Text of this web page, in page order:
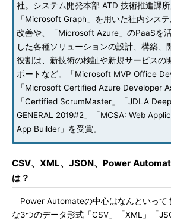
社。システム開発本部 ATD 技術推進課所
「Microsoft Graph」を用いた社内シス
改善や、「Microsoft Azure」のPaaSを
した各種ソリューションの設計、構築、
役割は、新技術の検証や新規サービスの
ポートなど。「Microsoft MVP Office
「Microsoft Certified Azure Developer
「Certified ScrumMaster」「JDLA
GENERAL 2019#2」「MCSA: Web
App Builder」を受賞。
CSV、XML、JSON、Power
は？
Power Automateの中心はなんといって
な3つのデータ形式「CSV」「XML」「